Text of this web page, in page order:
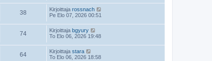
38 Kirjoittaja rossnach
Pe Elo 07, 2026 00:51
74 Kirjoittaja bgyury
To Elo 06, 2026 19:48
64 Kirjoittaja stara
To Elo 06, 2026 18:58